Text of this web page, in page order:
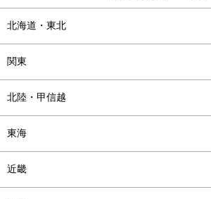
北海道・東北
関東
北陸・甲信越
東海
近畿